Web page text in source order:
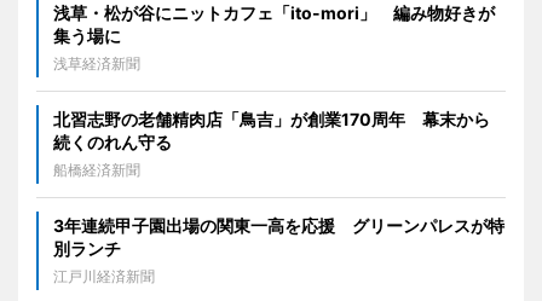
浅草・松が谷にニットカフェ「ito-mori」 編み物好きが
集う場に
浅草経済新聞
北習志野の老舗精肉店「鳥吉」が創業170周年 幕末から
続くのれん守る
船橋経済新聞
3年連続甲子園出場の関東一高を応援 グリーンパレスが特
別ランチ
江戸川経済新聞